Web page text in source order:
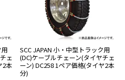
ェ
2本
SCC JAPAN 小・中型トラック用
(DC)ケーブルチェーン(タイヤチェ
ーン) DC258 1ペア価格(タイヤ2本
分)